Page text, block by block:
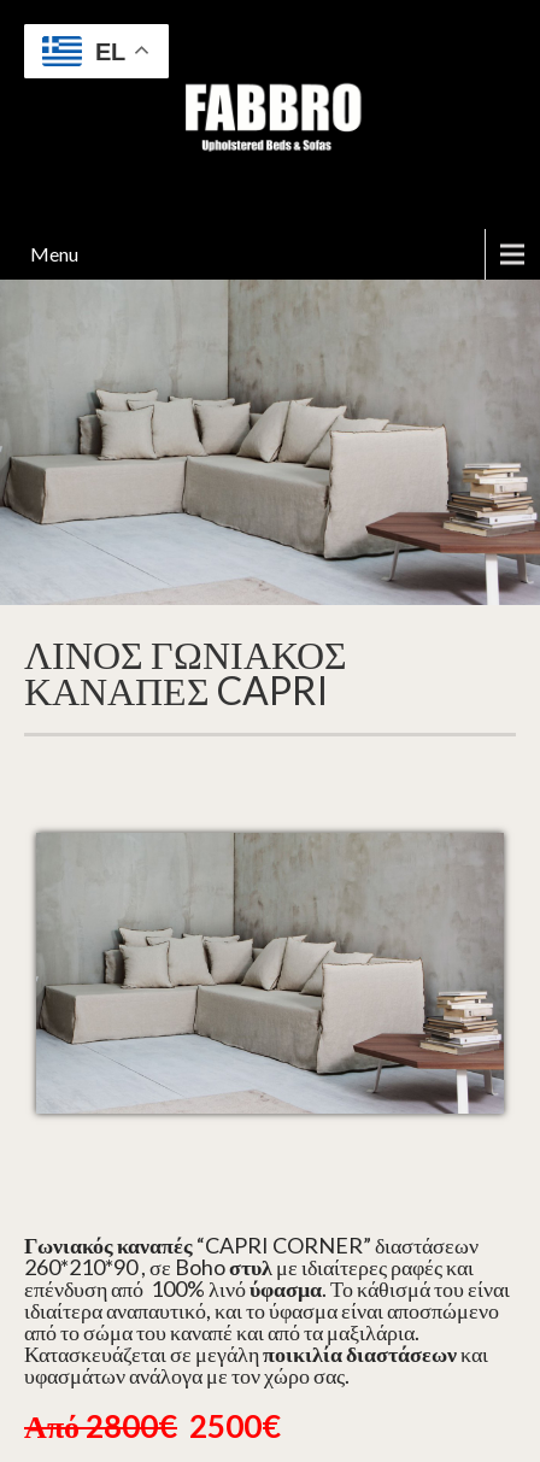
Menu
ΛΙΝΟΣ ΓΩΝΙΑΚΟΣ
ΚΑΝΑΠΕΣ CAPRI
Γωνιακός καναπές“CAPRI CORNER” διαστάσεων
260*210*90 , σε Bohoστυλ με ιδιαίτερες ραφές και
επένδυση από 100% λινόύφασμα. Το κάθισμά του είναι
ιδιαίτερα αναπαυτικό, και το ύφασμα είναι αποσπώμενο
από το σώμα του καναπέ και από τα μαξιλάρια.
Κατασκευάζεται σε μεγάληποικιλία διαστάσεωνκαι
υφασμάτων ανάλογα με τον χώρο σας.
Από 2800€ 2500€
EL